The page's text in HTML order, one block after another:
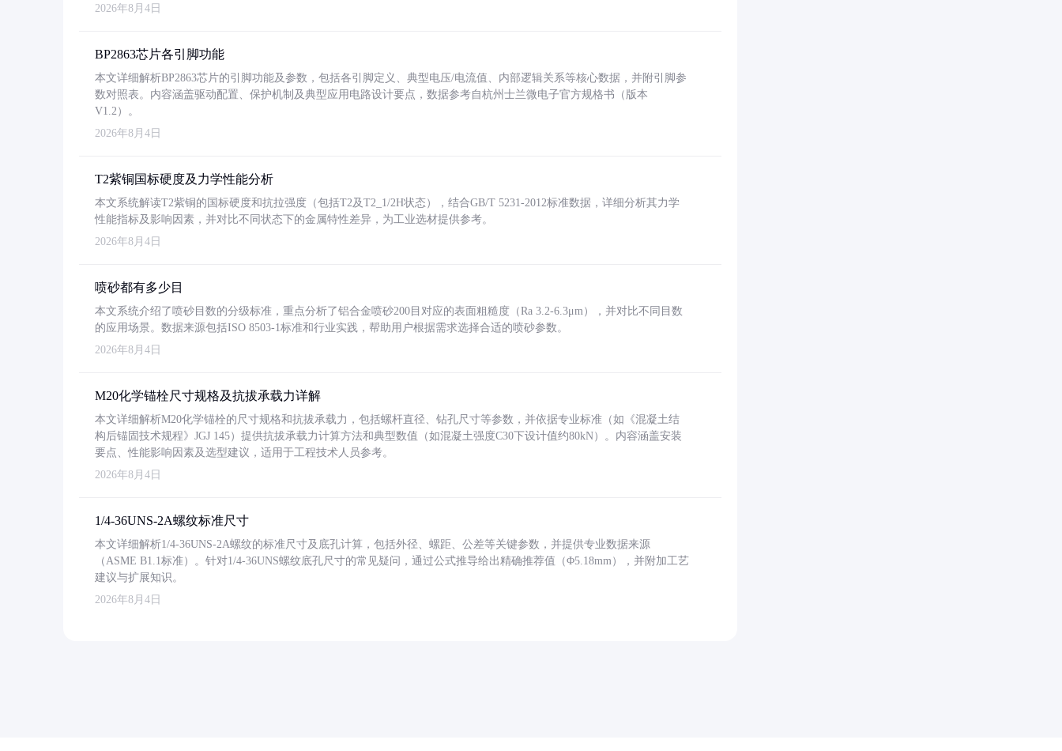
2026年8月4日
BP2863芯片各引脚功能
本文详细解析BP2863芯片的引脚功能及参数，包括各引脚定义、典型电压/电流值、内部逻辑关系等核心数据，并附引脚参
数对照表。内容涵盖驱动配置、保护机制及典型应用电路设计要点，数据参考自杭州士兰微电子官方规格书（版本
V1.2）。
2026年8月4日
T2紫铜国标硬度及力学性能分析
本文系统解读T2紫铜的国标硬度和抗拉强度（包括T2及T2_1/2H状态），结合GB/T 5231-2012标准数据，详细分析其力学
性能指标及影响因素，并对比不同状态下的金属特性差异，为工业选材提供参考。
2026年8月4日
喷砂都有多少目
本文系统介绍了喷砂目数的分级标准，重点分析了铝合金喷砂200目对应的表面粗糙度（Ra 3.2-6.3μm），并对比不同目数
的应用场景。数据来源包括ISO 8503-1标准和行业实践，帮助用户根据需求选择合适的喷砂参数。
2026年8月4日
M20化学锚栓尺寸规格及抗拔承载力详解
本文详细解析M20化学锚栓的尺寸规格和抗拔承载力，包括螺杆直径、钻孔尺寸等参数，并依据专业标准（如《混凝土结
构后锚固技术规程》JGJ 145）提供抗拔承载力计算方法和典型数值（如混凝土强度C30下设计值约80kN）。内容涵盖安装
要点、性能影响因素及选型建议，适用于工程技术人员参考。
2026年8月4日
1/4-36UNS-2A螺纹标准尺寸
本文详细解析1/4-36UNS-2A螺纹的标准尺寸及底孔计算，包括外径、螺距、公差等关键参数，并提供专业数据来源
（ASME B1.1标准）。针对1/4-36UNS螺纹底孔尺寸的常见疑问，通过公式推导给出精确推荐值（Φ5.18mm），并附加工艺
建议与扩展知识。
2026年8月4日